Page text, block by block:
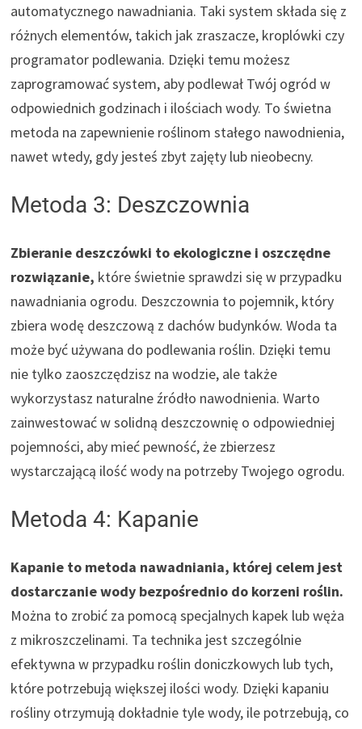
automatycznego nawadniania. Taki system składa się z
różnych elementów, takich jak zraszacze, kroplówki czy
programator podlewania. Dzięki temu możesz
zaprogramować system, aby podlewał Twój ogród w
odpowiednich godzinach i ilościach wody. To świetna
metoda na zapewnienie roślinom stałego nawodnienia,
nawet wtedy, gdy jesteś zbyt zajęty lub nieobecny.
Metoda 3: Deszczownia
Zbieranie deszczówki to ekologiczne i oszczędne
rozwiązanie, które świetnie sprawdzi się w przypadku
nawadniania ogrodu. Deszczownia to pojemnik, który
zbiera wodę deszczową z dachów budynków. Woda ta
może być używana do podlewania roślin. Dzięki temu
nie tylko zaoszczędzisz na wodzie, ale także
wykorzystasz naturalne źródło nawodnienia. Warto
zainwestować w solidną deszczownię o odpowiedniej
pojemności, aby mieć pewność, że zbierzesz
wystarczającą ilość wody na potrzeby Twojego ogrodu.
Metoda 4: Kapanie
Kapanie to metoda nawadniania, której celem jest
dostarczanie wody bezpośrednio do korzeni roślin.
Można to zrobić za pomocą specjalnych kapek lub węża
z mikroszczelinami. Ta technika jest szczególnie
efektywna w przypadku roślin doniczkowych lub tych,
które potrzebują większej ilości wody. Dzięki kapaniu
rośliny otrzymują dokładnie tyle wody, ile potrzebują, co